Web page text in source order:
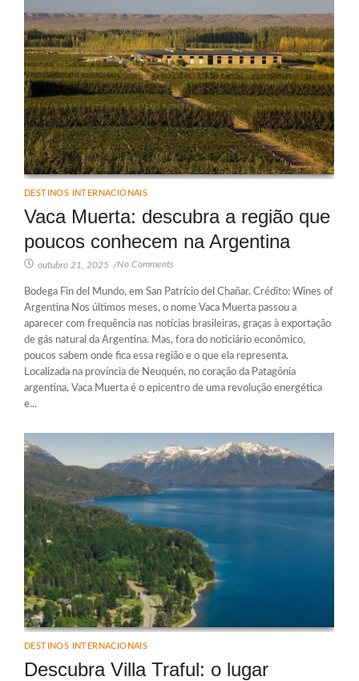
DESTINOS INTERNACIONAIS
Vaca Muerta: descubra a região que
poucos conhecem na Argentina
outubro 21, 2025 /No Comments
Bodega Fin del Mundo, em San Patrício del Chañar. Crédito: Wines of
Argentina Nos últimos meses, o nome Vaca Muerta passou a
aparecer com frequência nas notícias brasileiras, graças à exportação
de gás natural da Argentina. Mas, fora do noticiário econômico,
poucos sabem onde fica essa região e o que ela representa.
Localizada na província de Neuquén, no coração da Patagônia
argentina, Vaca Muerta é o epicentro de uma revolução energética
e...
DESTINOS INTERNACIONAIS
Descubra Villa Traful: o lugar